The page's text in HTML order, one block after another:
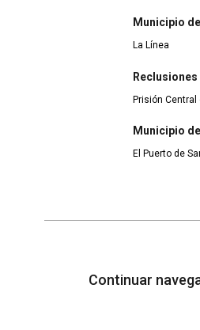
Municipio
La Línea
Reclusiones
Prisión Central
Municipio
El Puerto de
Continuar